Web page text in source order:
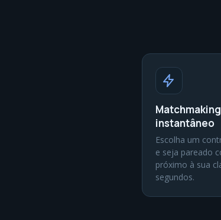
Matchmaking
instantâneo
Escolha um
e seja pareado
próximo à sua
segundos.